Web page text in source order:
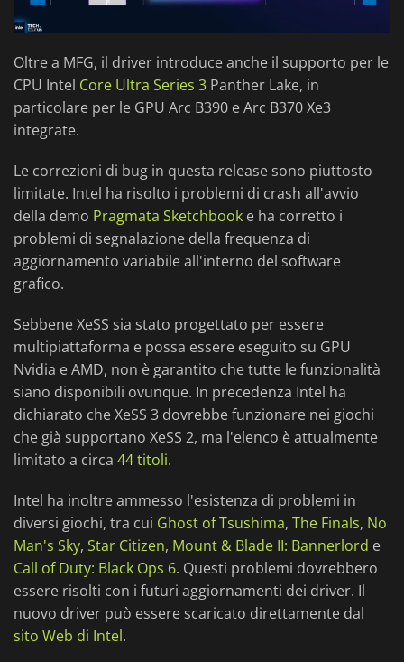
Oltre a MFG, il driver introduce anche il supporto per le
CPU Intel Core Ultra Series 3 Panther Lake, in
particolare per le GPU Arc B390 e Arc B370 Xe3
integrate.
Le correzioni di bug in questa release sono piuttosto
limitate. Intel ha risolto i problemi di crash all'avvio
della demo Pragmata Sketchbook e ha corretto i
problemi di segnalazione della frequenza di
aggiornamento variabile all'interno del software
grafico.
Sebbene XeSS sia stato progettato per essere
multipiattaforma e possa essere eseguito su GPU
Nvidia e AMD, non è garantito che tutte le funzionalità
siano disponibili ovunque. In precedenza Intel ha
dichiarato che XeSS 3 dovrebbe funzionare nei giochi
che già supportano XeSS 2, ma l'elenco è attualmente
limitato a circa 44 titoli.
Intel ha inoltre ammesso l'esistenza di problemi in
diversi giochi, tra cui Ghost of Tsushima, The Finals, No
Man's Sky, Star Citizen, Mount & Blade II: Bannerlord e
Call of Duty: Black Ops 6. Questi problemi dovrebbero
essere risolti con i futuri aggiornamenti dei driver. Il
nuovo driver può essere scaricato direttamente dal
sito Web di Intel.